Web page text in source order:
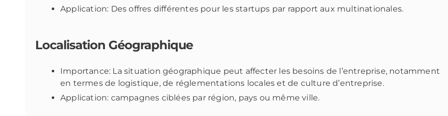
Application: Des offres différentes pour les startups par rapport aux multinationales.
Localisation Géographique
Importance: La situation géographique peut affecter les besoins de l’entreprise, notamment
en termes de logistique, de réglementations locales et de culture d’entreprise.
Application: campagnes ciblées par région, pays ou même ville.